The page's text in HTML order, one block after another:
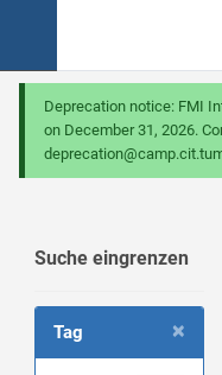
Deprecation notice: FMI
on December 31, 2026.
Suche eingrenzen
×
Tag